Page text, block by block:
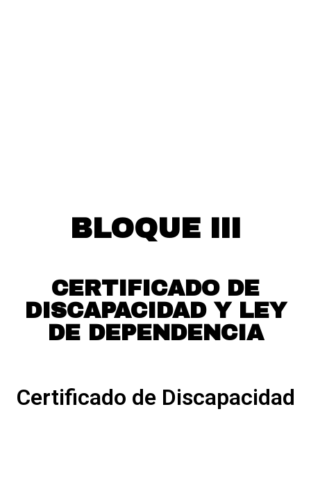
BLOQUE III
CERTIFICADO DE
DISCAPACIDAD Y LEY
DE DEPENDENCIA
Certificado de Discapacidad